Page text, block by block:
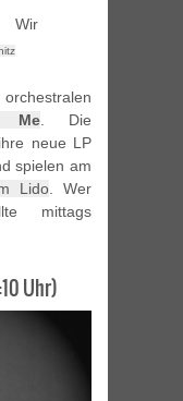
Wir
Me . Die
neue LP
spielen am
Lido . Wer
mittags
Uhr)